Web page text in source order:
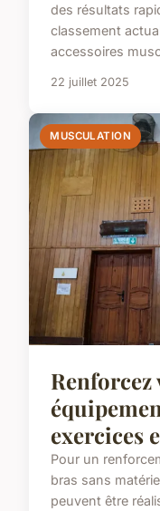
des résultats
classement
accessoires
22 juillet 2025
MUSCULATION
Renforcez
exercices
Pour un
bras sans
peuvent être